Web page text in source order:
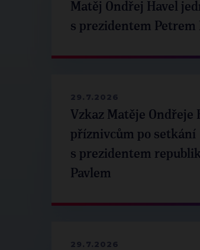
Matěj Ondřej Havel
s prezidentem Petrem
29.7.2026
Vzkaz Matěje Ondřeje
příznivcům po setkání
s prezidentem
Pavlem
29.7.2026